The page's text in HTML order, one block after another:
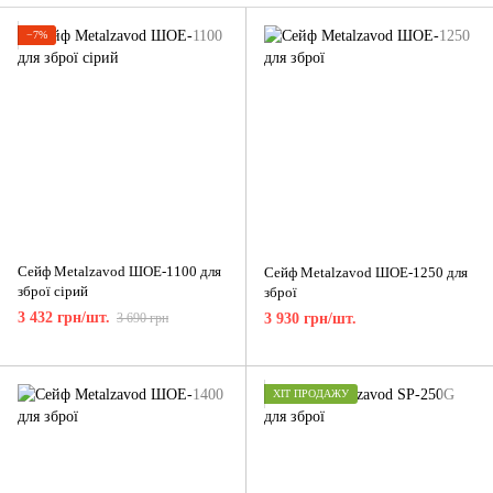
−7%
Сейф Metalzavod ШОЕ-1100 для
зброї сірий
3 432 грн/шт. 3 690 грн
Сейф Metalzavod ШОЕ-1250 для
зброї
3 930 грн/шт.
ХІТ ПРОДАЖУ